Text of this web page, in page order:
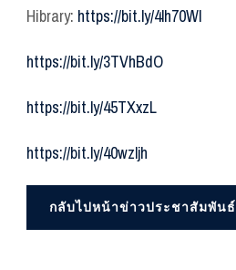
Hibrary: https://bit.ly/4lh70WI
https://bit.ly/3TVhBdO
https://bit.ly/45TXxzL
https://bit.ly/40wzljh
กลับไปหน้าข่าวประชาสัมพันธ์